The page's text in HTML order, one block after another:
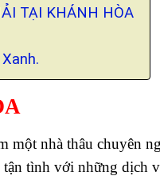
TẠI KHÁNH HÒA
một nhà thâu chuyên
tình với những dịch